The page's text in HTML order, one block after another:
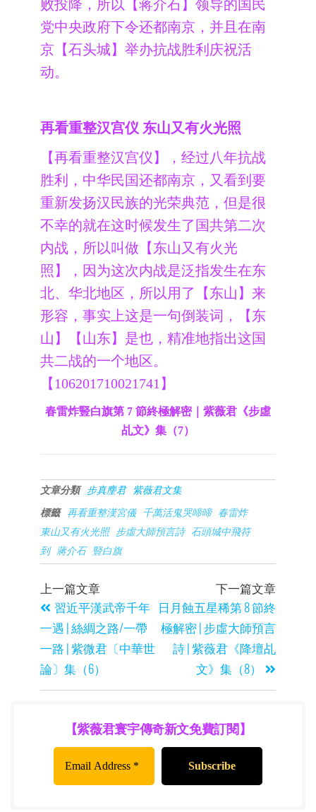
败投降，所以【蒋介石】领导的国民
党中央政府下令还都南京，并且在南
京【石头城】举办抗战胜利庆祝活
动。
再看重整汉宫仪 东山又有火光照
【再看重整汉宫仪】，经过八年抗战
胜利，中华民国还都南京，又看到要
重新发扬汉民族的光荣典范，但是很
不幸的就在这时候发生了国共第二次
内战，所以叫做【东山又有火光
照】，因为这次内战是泛指发生在东
北、华北地区，所以用了【东山】来
形容，事实上这是一句倒装词，【东
山】【山东】是也，精准地指出这国
共二战的一个地区。
【106201710021741】
春雷炸豎白旗第 7 節終極解密｜紫薇君《步虛
乩文》集（7）
文章分類 步真麈君 紫薇君文集
標籤 再看重整漢宮儀 千萬活鬼哭啼啼
春雷炸
東山又有火光照
步虛大師預言詩
石頭城中飛符
到
蔣介石 豎白旗
上一篇文章
習近平漢武帝千年
一遇 | 絲綢之路/一帶
一路 | 紫微君〔中華世
論〕集（6）
下一篇文章
日月蝕五星稀第 8 節終
極解密 | 步虛大師預言
詩 | 紫薇君《降壇乩
文》集（8）
【紫薇君寰宇傳奇新文免費訂閱】